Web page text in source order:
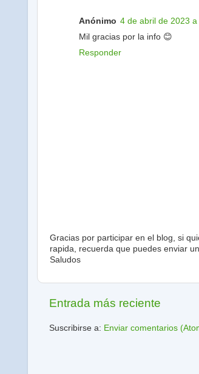
Anónimo 4 de abril de 2023 a
Mil gracias por la info 😊
Responder
Gracias por participar en el blog, si
rapida, recuerda que puedes enviar
Saludos
Entrada más reciente
Suscribirse a: Enviar comentarios